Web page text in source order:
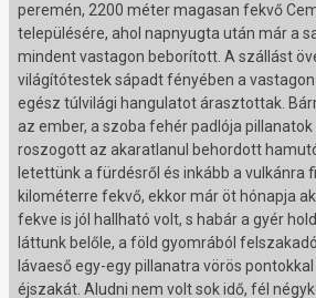
peremén, 2200 méter magasan fekvő
településére, ahol napnyugta után már a
mindent vastagon beborított. A szállást
világítótestek sápadt fényében a
egész túlvilági hangulatot árasztottak.
az ember, a szoba fehér padlója
roszogott az akaratlanul behordott
letettünk a fürdésről és inkább a vulkánra
kilométerre fekvő, ekkor már öt hónapja
fekve is jól hallható volt, s habár a gyér
láttunk belőle, a föld gyomrából
lávaeső egy-egy pillanatra vörös
éjszakát. Aludni nem volt sok idő, fél